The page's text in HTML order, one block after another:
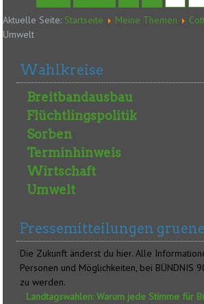
Aktuelle Seite: Startseite Meine Themen
Umwelt
Wahlkreise
Breitbandausbau
Flüchtlingspolitik
Sorben
Terminhinweis
Wirtschaft
Umwelt
Pressemitteilungen
Die Zukunft änderst du hier. Alle
Personen und Möglichkeiten, bei BÜNDNIS
zu werden.
Landtagswahlen: Warum jede Stimme für